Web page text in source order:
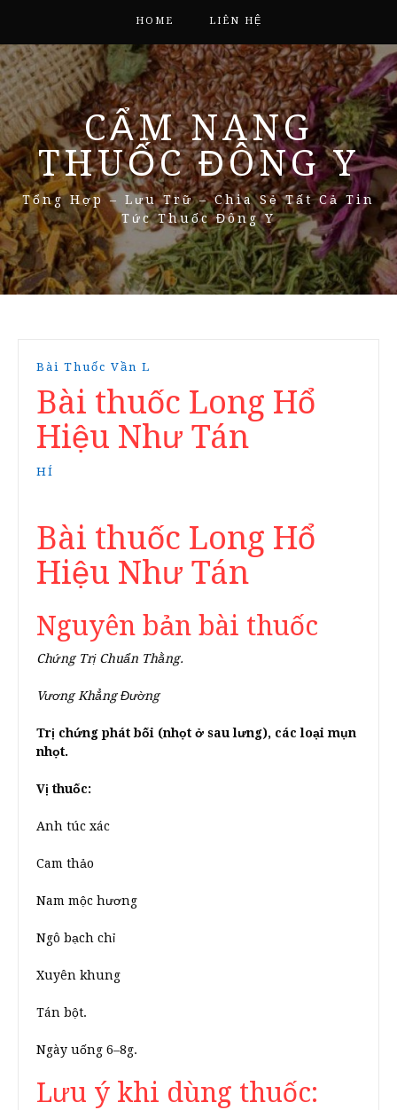
HOME LIÊN HỆ
CẨM NANG
THUỐC ĐÔNG Y
Tổng Hợp – Lưu Trữ – Chia Sẻ Tất Cả Tin
Tức Thuốc Đông Y
Bài Thuốc Vần L
Bài thuốc Long Hổ
Hiệu Như Tán
HÍ
Bài thuốc Long Hổ
Hiệu Như Tán
Nguyên bản bài thuốc
Chứng Trị Chuẩn Thằng.
Vương Khẳng Đường
Trị chứng phát bối (nhọt ở sau lưng), các loại mụn
nhọt.
Vị thuốc:
Anh túc xác
Cam thảo
Nam mộc hương
Ngô bạch chỉ
Xuyên khung
Tán bột.
Ngày uống 6–8g.
Lưu ý khi dùng thuốc: